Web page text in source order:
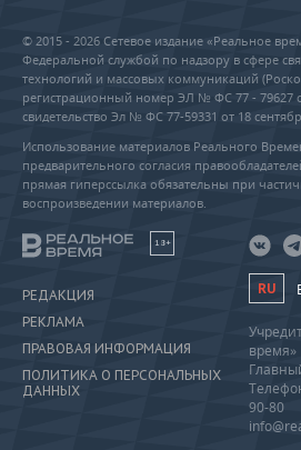
© 2015 - 2026 Сетевое издание «Реальное
Федеральной службой по надзору в сфере
технологий и массовых коммуникаций
регистрационный номер ЭЛ № ФС 77 - 79627
свидетельство Эл № ФС 77-59331 от 18
Использование материалов Реального
предварительного согласия
прямая гиперссылка обязательны при
воспроизведении материалов.
18+
РЕДАКЦИЯ
РЕКЛАМА
ПРАВОВАЯ ИНФОРМАЦИЯ
ПОЛИТИКА О ПЕРСОНАЛЬНЫХ
ДАННЫХ
RU
время»
90-80